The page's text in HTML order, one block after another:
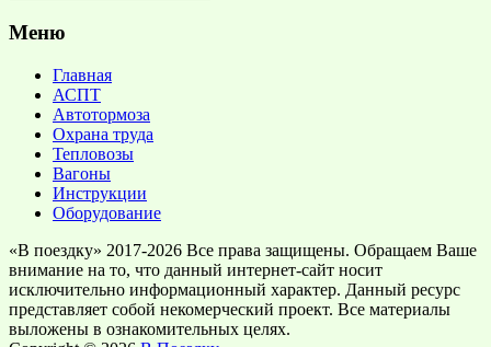
Меню
Главная
АСПТ
Автотормоза
Охрана труда
Тепловозы
Вагоны
Инструкции
Оборудование
«В поездку» 2017-2026 Все права защищены. Обращаем Ваше
внимание на то, что данный интернет-сайт носит
исключительно информационный характер. Данный ресурс
представляет собой некомерческий проект. Все материалы
выложены в ознакомительных целях.